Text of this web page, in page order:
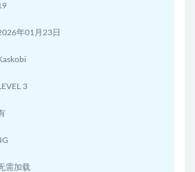
年01月23日
3
需加载